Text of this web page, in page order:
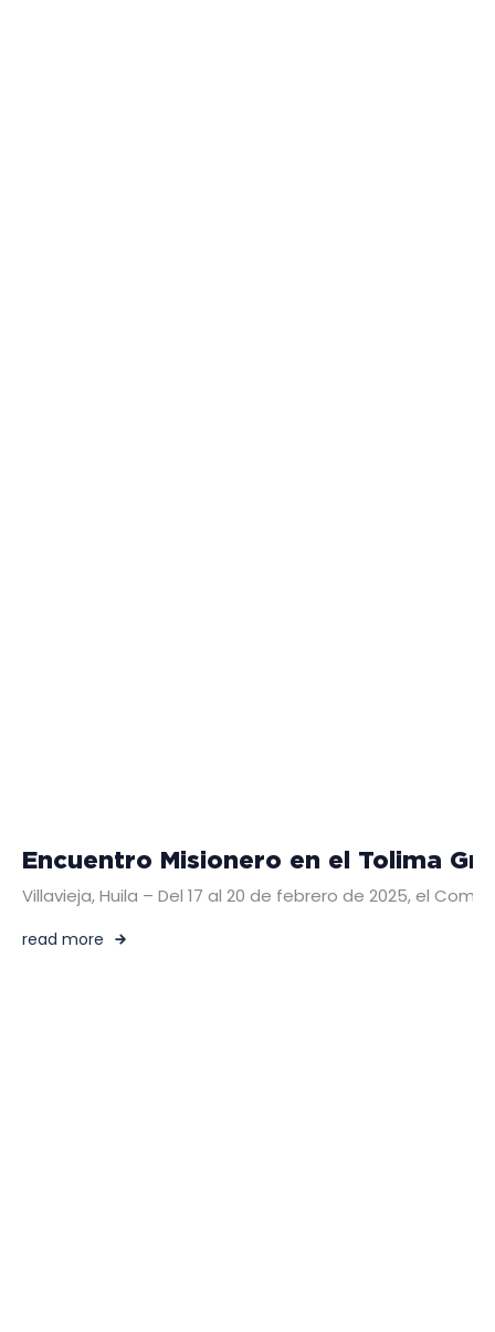
Encuentro Misionero en el Tolima
Villavieja, Huila – Del 17 al 20 de febrero de 2025, el
read more